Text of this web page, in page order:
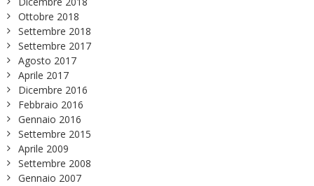
Ottobre 2018
Settembre 2018
Settembre 2017
Agosto 2017
Aprile 2017
Dicembre 2016
Febbraio 2016
Gennaio 2016
Settembre 2015
Aprile 2009
Settembre 2008
Gennaio 2007